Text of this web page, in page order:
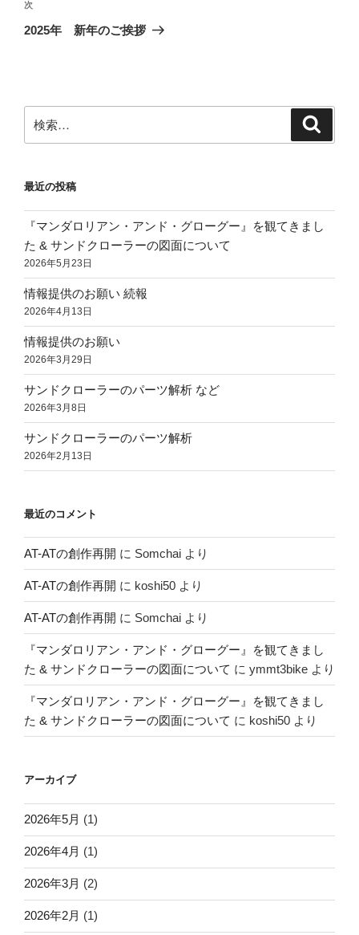
ゲ
ン
稿
次
の
次
2025年 新年のご挨拶
索:
最近の投稿
『マンダロリアン・アンド・グローグー』を観てきまし
た & サンドクローラーの図面について
2026年5月23日
情報提供のお願い 続報
2026年4月13日
情報提供のお願い
2026年3月29日
サンドクローラーのパーツ解析 など
2026年3月8日
サンドクローラーのパーツ解析
2026年2月13日
最近のコメント
AT-ATの創作再開 に Somchai より
AT-ATの創作再開 に koshi50 より
AT-ATの創作再開 に Somchai より
『マンダロリアン・アンド・グローグー』を観てきまし
た & サンドクローラーの図面について に ymmt3bike より
『マンダロリアン・アンド・グローグー』を観てきまし
た & サンドクローラーの図面について に koshi50 より
アーカイブ
2026年5月 (1)
2026年4月 (1)
2026年3月 (2)
2026年2月 (1)